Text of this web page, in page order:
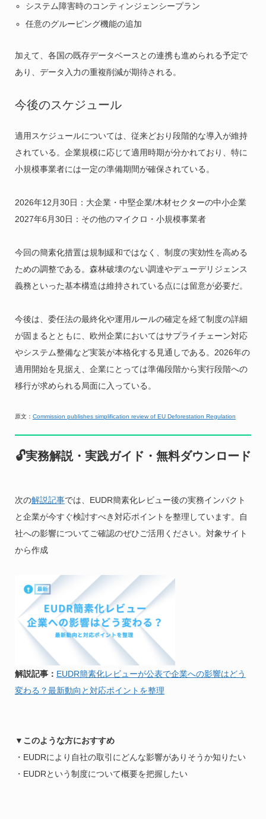
システム障害時のコンティンジェンシープラン
任意のグルーピング機能の追加
加えて、各国の既存データベースとの連携も進められる予定で
あり、データ入力の重複削減が期待される。
今後のスケジュール
適用スケジュールについては、従来どおり段階的な導入が維持
されている。企業規模に応じて適用時期が分かれており、特に
小規模事業者には一定の準備期間が確保されている。
2026年12月30日：大企業・中堅企業/木材セクターの中小企業
2027年6月30日：その他のマイクロ・小規模事業者
今回の簡素化措置は規制緩和ではなく、制度の実効性を高める
ための調整である。森林破壊のない調達やデューデリジェンス
義務といった基本構造は維持されている点には留意が必要だ。
今後は、委任法の最終化や運用ルールの確定を経て制度の詳細
が固まるとともに、欧州企業においてはサプライチェーン対応
やシステム整備など実装が本格化する見通しである。2026年の
適用開始を見据え、企業にとっては準備段階から実行段階への
移行が求められる局面に入っている。
原文： Commission publishes simplification review of EU Deforestation Regulation
🔓実務解説・実践ガイド・無料ダウンロード
次の解説記事では、EUDR簡素化レビュー後の実務インパクト
と企業が今すぐ検討すべき対応ポイントを整理しています。自
社への影響についてご確認のぜひご活用ください。対象サイト
から作成
解説記事： EUDR簡素化レビューが公表で企業への影響はどう
変わる？最新動向と対応ポイントを整理
▼このような方におすすめ
・EUDRにより自社の取引にどんな影響がありそうか知りたい
・EUDRという制度について概要を把握したい